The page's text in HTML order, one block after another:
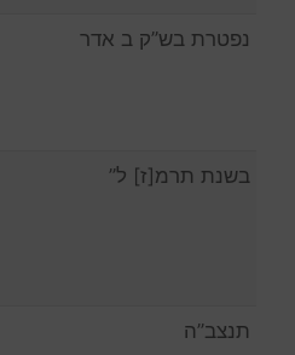
נפטרת בש”ק ב אדר
בשנת תרמ[ז] ל”
תנצב”ה